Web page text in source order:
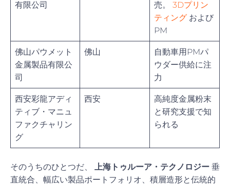
有限公司
売。 3Dプリン
ティング および
PM
佛山パウメット
金属製品有限公
司
佛山
自動車用PMパ
ウダー供給に注
力
西安彩龍アディ
ティブ・マニュ
ファクチャリン
グ
西安
高純度金属粉末
と研究支援で知
られる
そのうちのひとつだ、 上海トゥルーア・テクノロジー 垂
直統合、幅広い製品ポートフォリオ、積層造形と伝統的